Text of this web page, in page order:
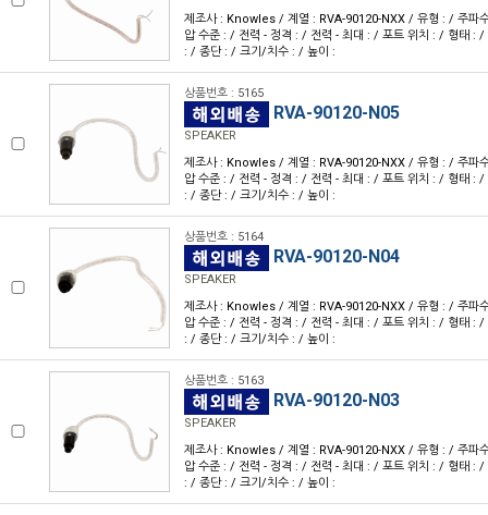
제조사 : Knowles / 계열 : RVA-90120-NXX / 유형 : / 주파
압 수준 : / 전력 - 정격 : / 전력 - 최대 : / 포트 위치 : / 형태 : /
: / 종단 : / 크기/치수 : / 높이 :
상품번호 : 5165
RVA-90120-N05
SPEAKER
제조사 : Knowles / 계열 : RVA-90120-NXX / 유형 : / 주파
압 수준 : / 전력 - 정격 : / 전력 - 최대 : / 포트 위치 : / 형태 : /
: / 종단 : / 크기/치수 : / 높이 :
상품번호 : 5164
RVA-90120-N04
SPEAKER
제조사 : Knowles / 계열 : RVA-90120-NXX / 유형 : / 주파
압 수준 : / 전력 - 정격 : / 전력 - 최대 : / 포트 위치 : / 형태 : /
: / 종단 : / 크기/치수 : / 높이 :
상품번호 : 5163
RVA-90120-N03
SPEAKER
제조사 : Knowles / 계열 : RVA-90120-NXX / 유형 : / 주파
압 수준 : / 전력 - 정격 : / 전력 - 최대 : / 포트 위치 : / 형태 : /
: / 종단 : / 크기/치수 : / 높이 :